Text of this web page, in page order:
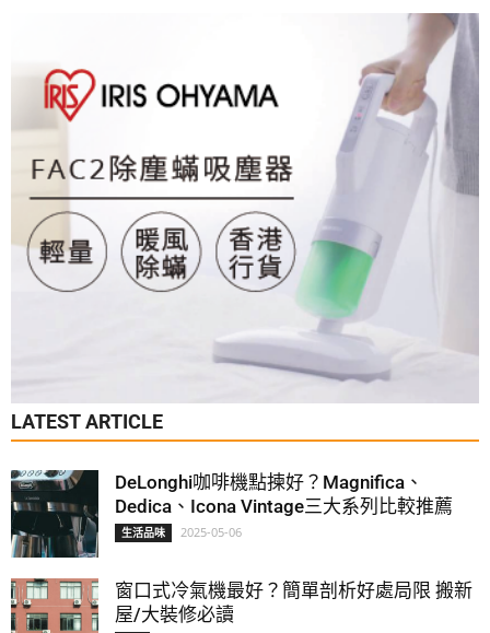
LATEST ARTICLE
DeLonghi咖啡機點揀好？Magnifica、
Dedica、Icona Vintage三大系列比較推薦
生活品味 2025-05-06
窗口式冷氣機最好？簡單剖析好處局限 搬新
屋/大裝修必讀